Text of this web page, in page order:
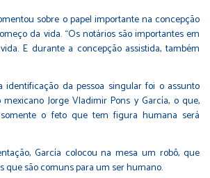
sobre o papel importante na concepção
da vida. “Os notários são importantes em
E durante a concepção assistida, também
da pessoa singular foi o assunto
Jorge Vladimir Pons y García, o que,
o feto que tem figura humana será
García colocou na mesa um robô, que
que são comuns para um ser humano.